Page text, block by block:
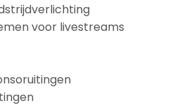
voor livestreams